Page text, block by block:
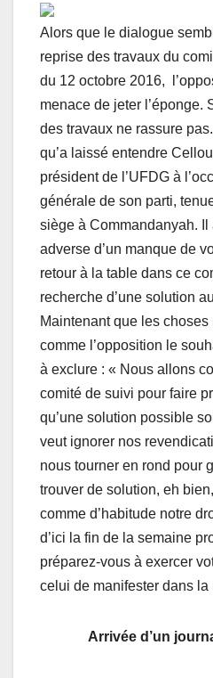
Alors que le dialogue
reprise des travaux du
du 12 octobre 2016,
menace de jeter l’éponge.
des travaux ne rassure
qu’a laissé entendre
président de l’UFDG à
générale de son parti,
siège à Commandanyah.
adverse d’un manque de
retour à la table dans ce
recherche d’une solution
Maintenant que les
comme l’opposition le
à exclure : « Nous allons
comité de suivi pour faire
qu’une solution possible
veut ignorer nos
nous tourner en rond pour
trouver de solution, eh
comme d’habitude notre
d’ici la fin de la semaine
préparez-vous à exercer
celui de manifester dans la
Arrivée d’un